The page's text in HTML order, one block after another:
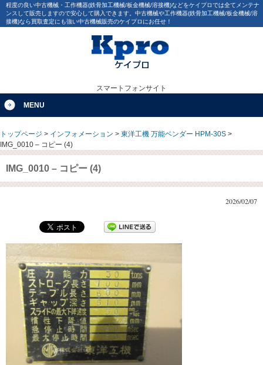
程度の良い中古機械・工作機器(鉄骨加工機械/板金機械/溶接機)などをケイプロでは全てメンテナ
ンスして販売しますので安心して購入できます。中古機械や工作機器(鉄骨加工機械/板金機械/溶
接機)なら買取査定にも強い中古機械販売のケイプロにお任せ！
スマートフォンサイト
MENU
トップページ > インフォメーション > 東洋工機 万能ベンダー HPM-30S >
IMG_0010 – コピー (4)
IMG_0010 – コピー (4)
2026/02/07